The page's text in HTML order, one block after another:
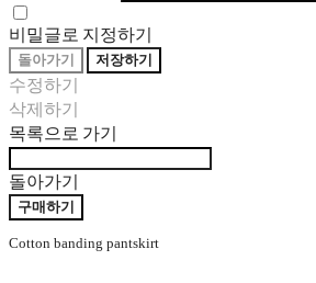
비밀글로 지정하기
돌아가기 저장하기
수정하기
삭제하기
목록으로 가기
돌아가기
구매하기
Cotton banding pantskirt